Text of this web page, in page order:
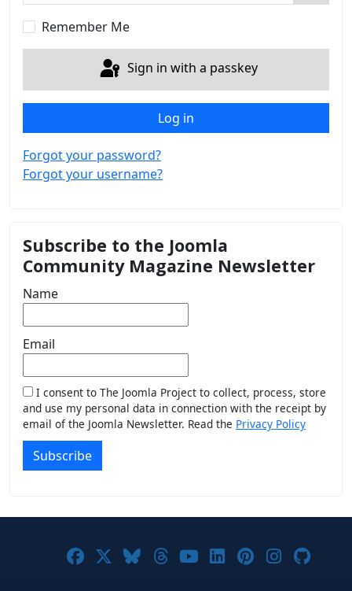
Show
Remember Me
Sign in with a passkey
Log in
Forgot your password?
Forgot your username?
Subscribe to the Joomla
Community Magazine Newsletter
Name
Email
I consent to The Joomla Project to collect, process, store
and use my personal data in connection with the receipt by
email of the Joomla Newsletter. Read the Privacy Policy
Subscribe
Joomla! on Facebook
Joomla! on X
Joomla! on Bluesky
Joomla! on Threads
Joomla! on
Joomla! on
Joomla! on
Joomla!